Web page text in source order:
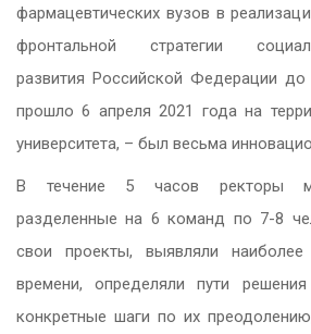
фармацевтических вузов в
фронтальной стратегии
развития Российской Федерации до
прошло 6 апреля 2021 года на
университета, – был весьма
В течение 5 часов ректоры
разделенные на 6 команд по 7-8
свои проекты, выявляли
времени, определяли пути
конкретные шаги по их